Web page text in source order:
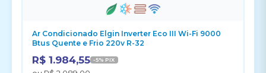
Ar Condicionado Elgin Inverter Eco III Wi-Fi 9000
Btus Quente e Frio 220v R-32
R$ 1.984,55 -5% PIX